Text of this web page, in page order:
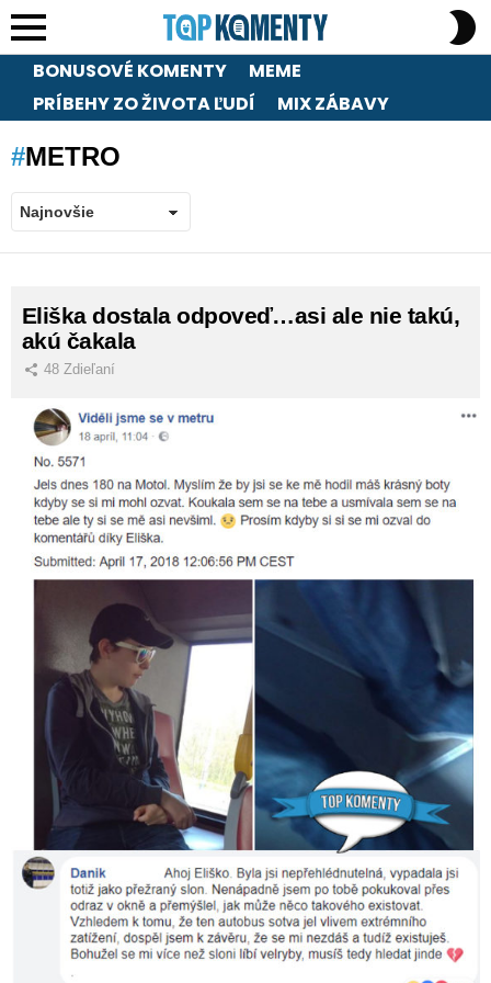
Menu
BONUSOVÉ KOMENTY
MEME
PRÍBEHY ZO ŽIVOTA ĽUDÍ
MIX ZÁBAVY
METRO
STORIES
Eliška dostala odpoveď…asi ale nie takú,
akú čakala
48 Zdieľaní